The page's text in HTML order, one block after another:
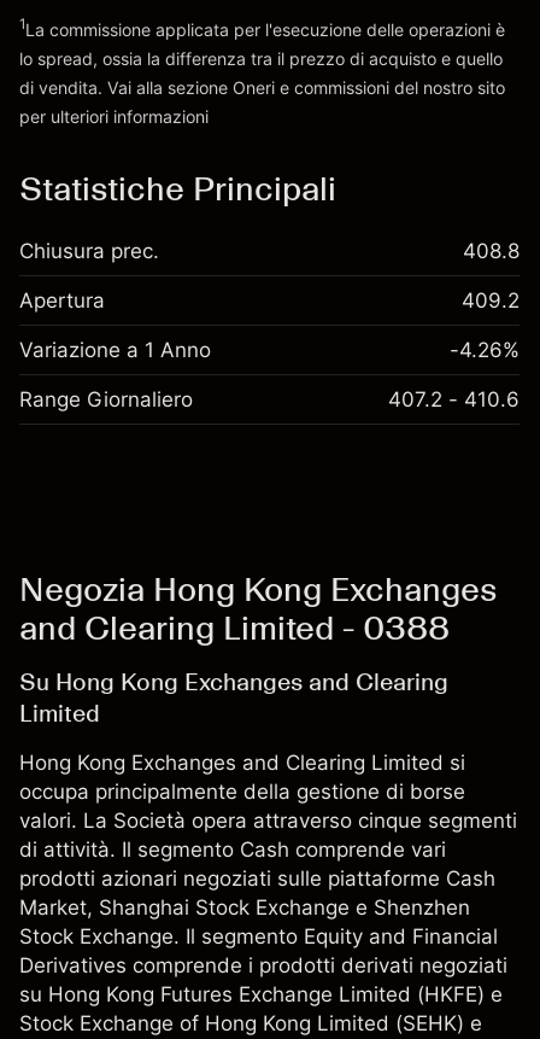
Denaro da leva ~ HK$4,000.00
Vai alla piattaforma
1La commissione applicata per l'esecuzione delle operazioni è
lo spread, ossia la differenza tra il prezzo di acquisto e quello
di vendita. Vai alla sezione Oneri e commissioni del nostro sito
per ulteriori informazioni
Statistiche Principali
Chiusura prec. 408.8
Apertura 409.2
Variazione a 1 Anno -4.26%
Range Giornaliero 407.2 - 410.6
Negozia Hong Kong Exchanges
and Clearing Limited - 0388
Su Hong Kong Exchanges and Clearing
Limited
Hong Kong Exchanges and Clearing Limited si
occupa principalmente della gestione di borse
valori. La Società opera attraverso cinque segmenti
di attività. Il segmento Cash comprende vari
prodotti azionari negoziati sulle piattaforme Cash
Market, Shanghai Stock Exchange e Shenzhen
Stock Exchange. Il segmento Equity and Financial
Derivatives comprende i prodotti derivati negoziati
su Hong Kong Futures Exchange Limited (HKFE) e
Stock Exchange of Hong Kong Limited (SEHK) e